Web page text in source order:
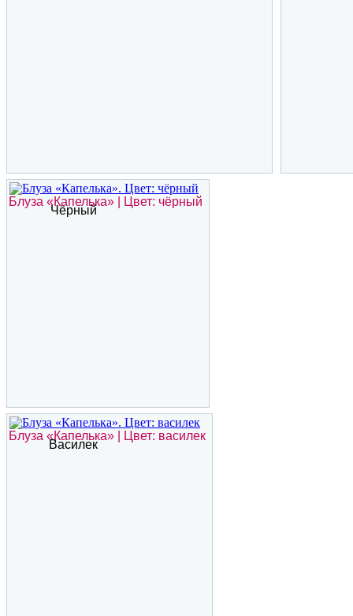
Блуза «Капелька» | Цвет: чёрный
Чёрный
Блуза «Капелька» | Цвет: василек
Василек